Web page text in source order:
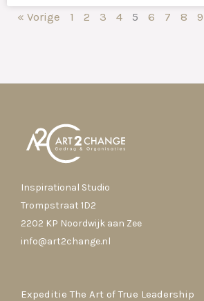
« Vorige 1 2 3 4 5 6 7 8 9
Inspirational Studio
Trompstraat 1D2
2202 KP Noordwijk aan Zee
info@art2change.nl
Expeditie The Art of True Leadership